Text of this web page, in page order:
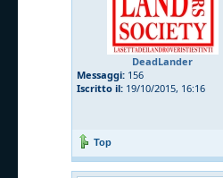
DeadLander
Messaggi: 156
Iscritto il: 19/10/2015, 16:16
Top